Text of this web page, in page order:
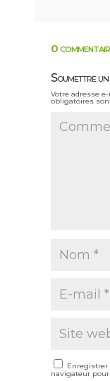
0
Soumettre
Votre adresse
obligatoires
navigateur